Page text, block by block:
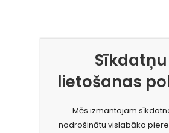
Sīkdatņu
lietošanas
Mēs izmantojam
nodrošinātu vislabāko